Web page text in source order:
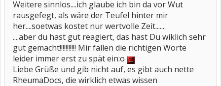
Weitere sinnlos....ich glaube ich bin da vor Wut
rausgefegt, als wäre der Teufel hinter mir
her....soetwas kostet nur wertvolle Zeit.......
....aber du hast gut reagiert, das hast Du wiklich sehr
gut gemacht!!!!!!!!!!! Mir fallen die richtigen Worte
leider immer erst zu spät ein:o
Liebe Grüße und gib nicht auf, es gibt auch nette
RheumaDocs, die wirklich etwas wissen